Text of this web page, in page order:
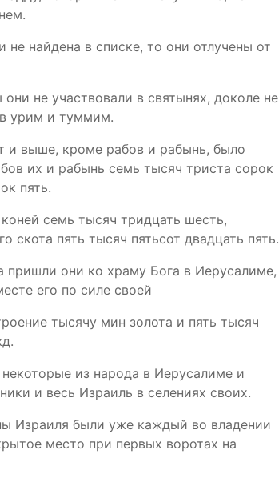
найдена в списке, то они отлучены от
не участвовали в святынях, доколе не
в урим и туммим.
и выше, кроме рабов и рабынь, было
их и рабынь семь тысяч триста сорок
пять.
семь тысяч тридцать шесть,
скота пять тысяч пятьсот двадцать пять.
пришли они ко храму Бога в Иерусалиме,
его по силе своей
тысячу мин золота и пять тысяч
из народа в Иерусалиме и
и весь Израиль в селениях своих.
Израиля были уже каждый во владении
место при первых воротах на